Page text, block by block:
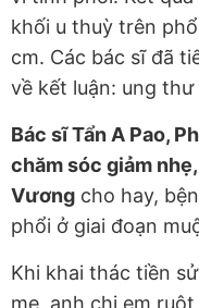
khối u thuỳ trên
cm. Các bác sĩ đã
về kết luận: ung
Bác sĩ Tẩn A Pao,
chăm sóc giảm
Vương cho hay,
phổi ở giai đoạn
Khi khai thác tiền
mẹ, anh chị em